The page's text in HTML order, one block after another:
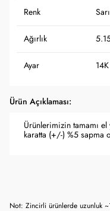
Renk Sarı
Ağırlık
Ayar 14K
Ürün Açıklaması:
Ürünlerimizin tamamı
karatta (+/-) %5 sapma
Not: Zincirli ürünlerde uzunluk